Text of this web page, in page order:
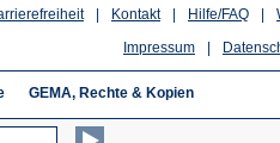
Hilfe/FAQ
Kontakt
Impressum
GEMA, Rechte & Kopien